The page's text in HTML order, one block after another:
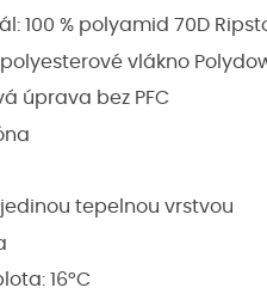
100 % polyamid 70D
vlákno
úprava bez PFC
tepelnou vrstvou
16°C